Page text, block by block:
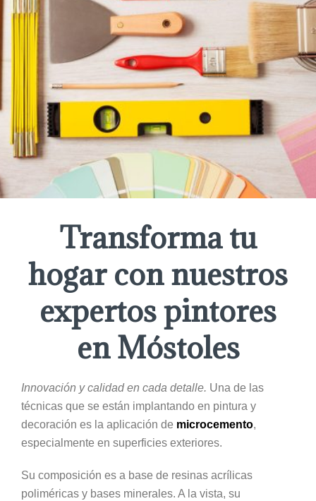
Transforma tu
hogar con nuestros
expertos pintores
en Móstoles
Innovación y calidad en cada detalle. Una de las
técnicas que se están implantando en pintura y
decoración es la aplicación de microcemento,
especialmente en superficies exteriores.
Su composición es a base de resinas acrílicas
poliméricas y bases minerales. A la vista, su